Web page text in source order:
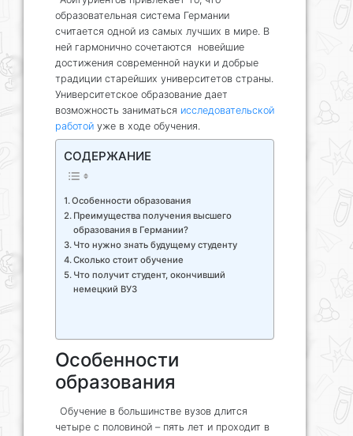
образовательная система Германии
считается одной из самых лучших в мире. В
ней гармонично сочетаются новейшие
достижения современной науки и добрые
традиции старейших университетов страны.
Университетское образование дает
возможность заниматься исследовательской
работой уже в ходе обучения.
СОДЕРЖАНИЕ
Особенности образования
Преимущества получения высшего
образования в Германии?
Что нужно знать будущему студенту
Сколько стоит обучение
Что получит студент, окончивший
немецкий ВУЗ
Особенности
образования
Обучение в большинстве вузов длится
четыре с половиной – пять лет и проходит в